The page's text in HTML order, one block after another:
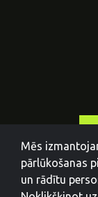
Mēs
pārlūkošanas
un rādītu